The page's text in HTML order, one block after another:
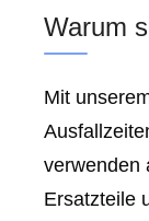
Warum
Mit
verwenden
Ersatzteile